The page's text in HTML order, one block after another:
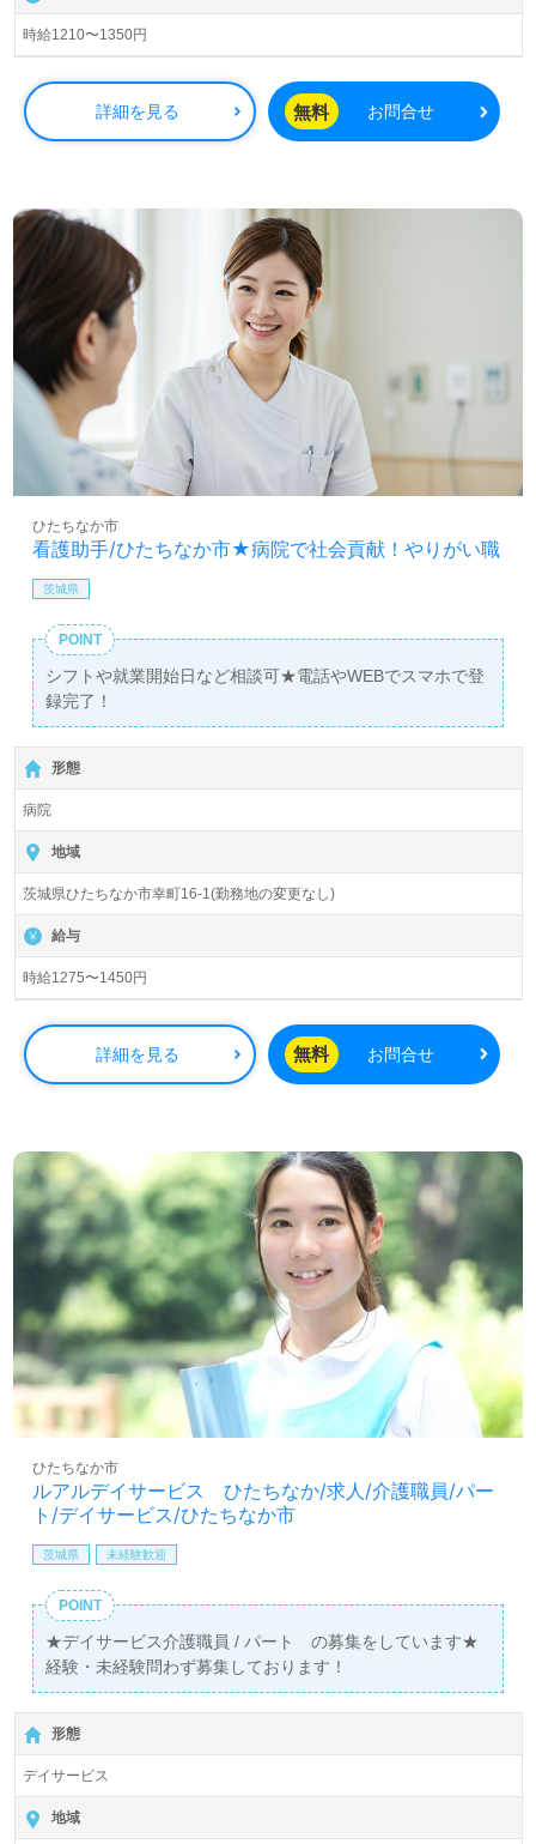
時給1210〜1350円
詳細を見る 無料 お問合せ
看護助手/ひたちなか市★病院で社会貢献！やりがい職
ひたちなか市
茨城県
POINT
シフトや就業開始日など相談可★電話やWEBでスマホで登
録完了！
形態
病院
地域
茨城県ひたちなか市幸町16-1(勤務地の変更なし)
給与
時給1275〜1450円
詳細を見る 無料 お問合せ
ルアルデイサービス ひたちなか/求人/介護職員/パー
ト/デイサービス/ひたちなか市
ひたちなか市
茨城県 未経験歓迎
POINT
★デイサービス介護職員 / パート の募集をしています★
経験・未経験問わず募集しております！
形態
デイサービス
地域